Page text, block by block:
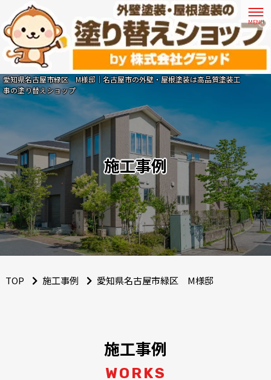
愛知県名古屋市緑区 M様邸｜名古屋市の外壁・屋根塗装は高品質塗装工
事の塗り替えショップ
施工事例
TOP 施工事例 愛知県名古屋市緑区 M様邸
施工事例
WORKS